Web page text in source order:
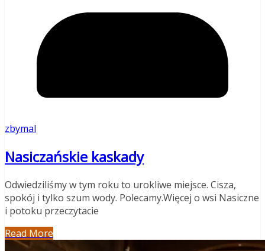
zbymal
Nasiczańskie kaskady
Odwiedziliśmy w tym roku to urokliwe miejsce. Cisza,
spokój i tylko szum wody. Polecamy.Więcej o wsi Nasiczne
i potoku przeczytacie
Read More